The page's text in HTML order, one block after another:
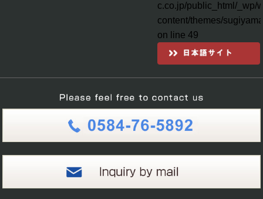
c.co.jp/public_html/_wp/
content/themes/
on line 49